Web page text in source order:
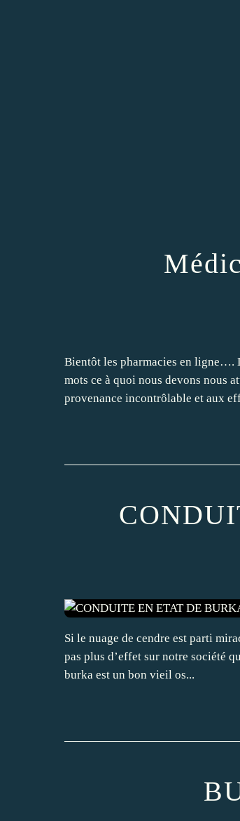
Bientôt les pharmacies en ligne….
mots ce à quoi nous devons nous
provenance incontrôlable et aux
Si le nuage de cendre est parti
pas plus d’effet sur notre société
burka est un bon vieil os...